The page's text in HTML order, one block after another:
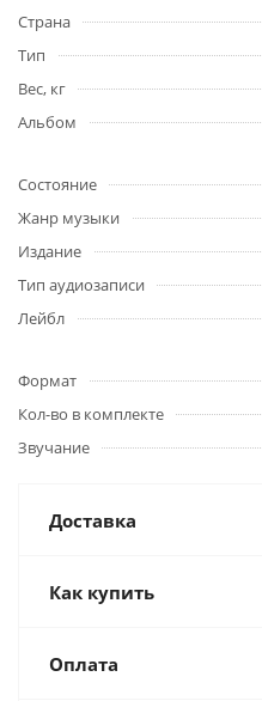
Страна
Тип
Вес, кг
Альбом
Состояние
Жанр музыки
Издание
Тип аудиозаписи
Лейбл
Формат
Кол-во в комплекте
Звучание
Доставка
Как купить
Оплата